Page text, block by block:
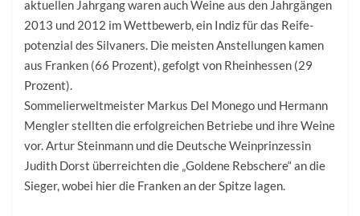
aktuellen Jahrgang waren auch Weine aus den Jahrgängen
2013 und 2012 im Wettbewerb, ein Indiz für das Reife­
potenzial des Silvaners. Die meisten Anstellungen kamen
aus Franken (66 Prozent), gefolgt von Rheinhessen (29
Prozent).
Sommelierweltmeister Markus Del Monego und Hermann
Mengler stellten die erfolgreichen Betriebe und ihre Weine
vor. Artur Steinmann und die Deutsche Weinprinzessin
Judith Dorst überreichten die „Goldene Reb­schere“ an die
Sieger, wobei hier die Franken an der Spitze lagen.